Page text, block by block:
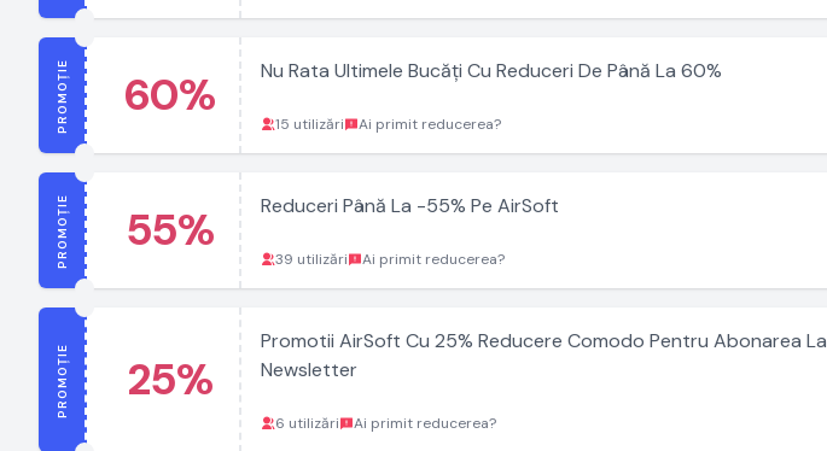
PROMOȚIE 60% Nu Rata Ultimele Bucăți Cu Reduceri De Până La 60%
15 utilizări Ai primit reducerea?
PROMOȚIE 55% Reduceri Până La -55% Pe AirSoft
39 utilizări Ai primit reducerea?
PROMOȚIE 25%
Promotii AirSoft Cu 25% Reducere Comodo Pentru Abonarea La
Newsletter
6 utilizări Ai primit reducerea?